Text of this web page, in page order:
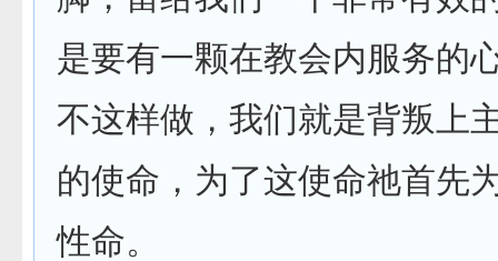
是要有一颗在教会内服务的
不这样做，我们就是背叛上
的使命，为了这使命祂首先
性命。